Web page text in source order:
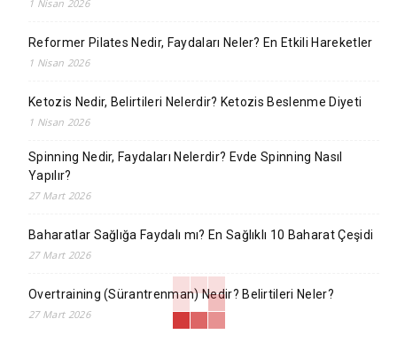
1 Nisan 2026
Reformer Pilates Nedir, Faydaları Neler? En Etkili Hareketler
1 Nisan 2026
Ketozis Nedir, Belirtileri Nelerdir? Ketozis Beslenme Diyeti
1 Nisan 2026
Spinning Nedir, Faydaları Nelerdir? Evde Spinning Nasıl
Yapılır?
27 Mart 2026
Baharatlar Sağlığa Faydalı mı? En Sağlıklı 10 Baharat Çeşidi
27 Mart 2026
Overtraining (Sürantrenman) Nedir? Belirtileri Neler?
27 Mart 2026